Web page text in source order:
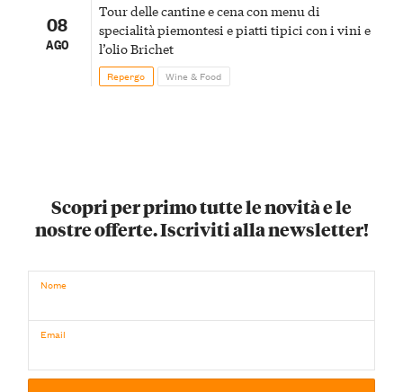
08
AGO
Tour delle cantine e cena con menu di
specialità piemontesi e piatti tipici con i vini e
l’olio Brichet
Repergo Wine & Food
Scopri per primo tutte le novità e le
nostre offerte. Iscriviti alla newsletter!
Nome
Email